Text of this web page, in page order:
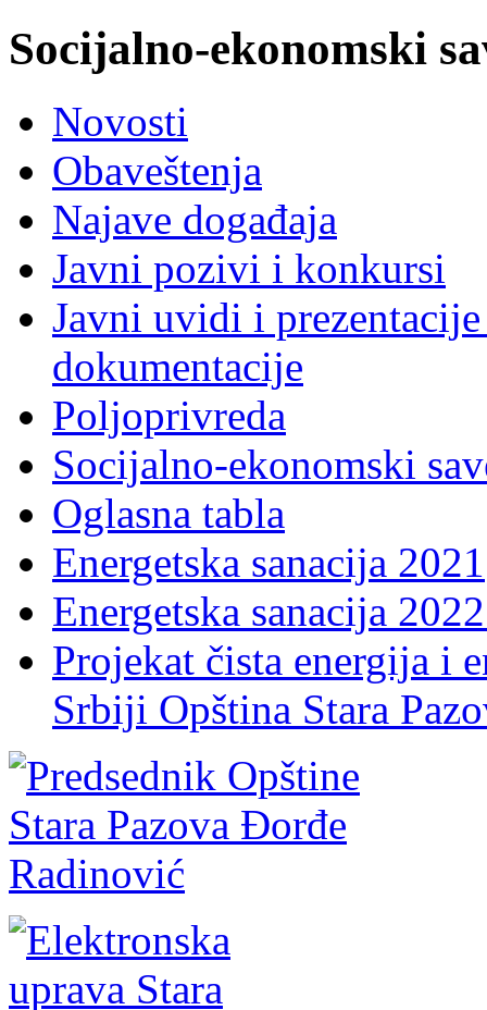
Socijalno-ekonomski
Novosti
Obaveštenja
Najave događaja
Javni pozivi i konkursi
Javni uvidi i
dokumentacije
Poljoprivreda
Socijalno-ekonomski
Oglasna tabla
Energetska sanacija 2021
Energetska sanacija
Projekat čista energija i
Srbiji Opština Stara